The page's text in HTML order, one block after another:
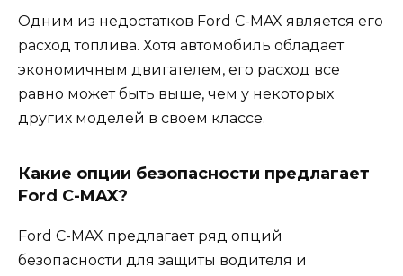
Одним из недостатков Ford C-MAX является его
расход топлива. Хотя автомобиль обладает
экономичным двигателем, его расход все
равно может быть выше, чем у некоторых
других моделей в своем классе.
Какие опции безопасности предлагает
Ford C-MAX?
Ford C-MAX предлагает ряд опций
безопасности для защиты водителя и